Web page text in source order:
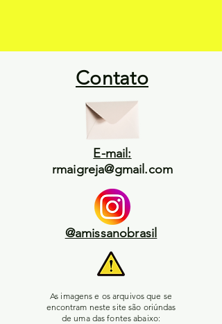
Contato
E-mail:
rmaigreja@gmail.com
@amissanobrasil
As imagens e os arquivos que se
encontram neste site são oriúndas
de uma das fontes abaixo: